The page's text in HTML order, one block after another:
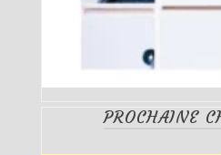
PROCHAINE